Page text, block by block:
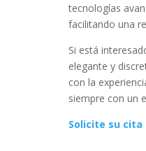
tecnologías
facilitando una
Si está
elegante y
con la
siempre con un
Solicite su cita